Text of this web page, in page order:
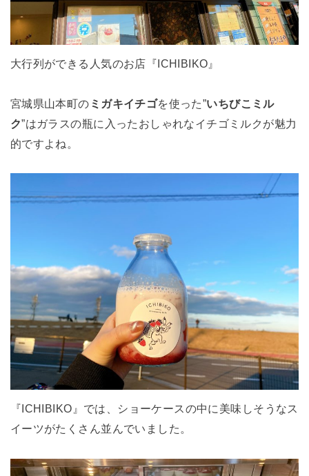
大行列ができる人気のお店『ICHIBIKO』
宮城県山本町の ミガキイチゴを使った”いちびこミル
ク”はガラスの瓶に入ったおしゃれなイチゴミルクが魅力
的ですよね。
『ICHIBIKO』では、ショーケースの中に美味しそうなス
イーツがたくさん並んでいました。